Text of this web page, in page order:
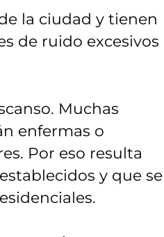
la ciudad y tienen
de ruido excesivos
Muchas
enfermas o
Por eso resulta
y que se